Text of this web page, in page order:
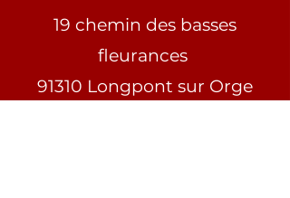
19 chemin des basses
fleurances
91310 Longpont sur Orge